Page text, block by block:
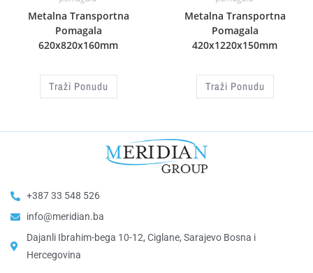
Metalna Transportna
Pomagala
620x820x160mm
Traži Ponudu
Metalna Transportna
Pomagala
420x1220x150mm
Traži Ponudu
+387 33 548 526
info@meridian.ba
Dajanli Ibrahim-bega 10-12, Ciglane, Sarajevo Bosna i
Hercegovina​